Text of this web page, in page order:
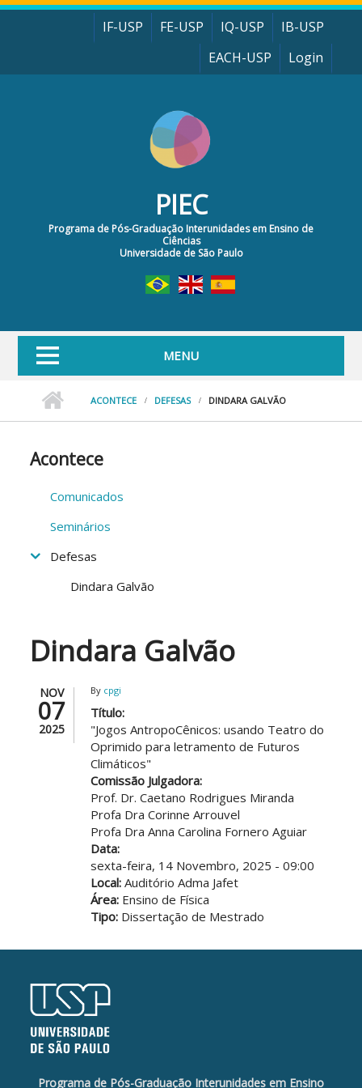
Pular para o conteúdo principal
IF-USP FE-USP IQ-USP
IB-USP
EACH-USP
Login
PIEC
Programa de Pós-Graduação Interunidades em Ensino de
Ciências
Universidade de São Paulo
MENU
ACONTECE DEFESAS DINDARA GALVÃO
Acontece
Comunicados
Seminários
Defesas
Dindara Galvão
Dindara Galvão
NOV
07
2025
By cpgi
Título:
"Jogos AntropoCênicos: usando Teatro do
Oprimido para letramento de Futuros
Climáticos"
Comissão Julgadora:
Prof. Dr. Caetano Rodrigues Miranda
Profa Dra Corinne Arrouvel
Profa Dra Anna Carolina Fornero Aguiar
Data:
sexta-feira, 14 Novembro, 2025 - 09:00
Local:Auditório Adma Jafet
Área: Ensino de Física
Tipo: Dissertação de Mestrado
Programa de Pós-Graduação Interunidades em Ensino